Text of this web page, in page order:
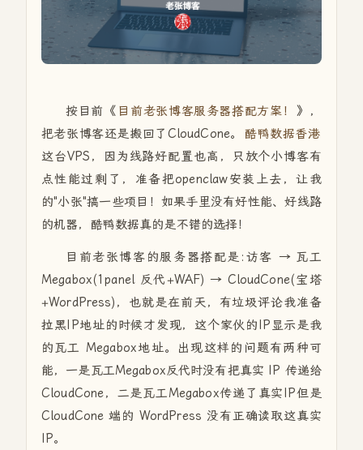
按目前《 目前老张博客服务器搭配方案！
》，
把老张博客还是搬回了 CloudCone。
酷鸭数据香港
这台VPS，因为线路好配置也高，只放个小博客有
点性能过剩了，准备把openclaw安装上去，让我
的"小张"搞一些项目！如果手里没有好性能、好线路
的机器，酷鸭数据真的是不错的选择！
目前老张博客的服务器搭配是:访客 → 瓦工
Megabox(1panel 反代+WAF) → CloudCone(宝塔
+WordPress)，也就是在前天，有垃圾评论我准备
拉黑IP地址的时候才发现，这个家伙的IP显示是我
的瓦工 Megabox地址。出现这样的问题有两种可
能，一是瓦工Megabox反代时没有把真实 IP 传递给
CloudCone，二是瓦工Megabox传递了真实IP但是
CloudCone 端的 WordPress 没有正确读取这真实
IP。